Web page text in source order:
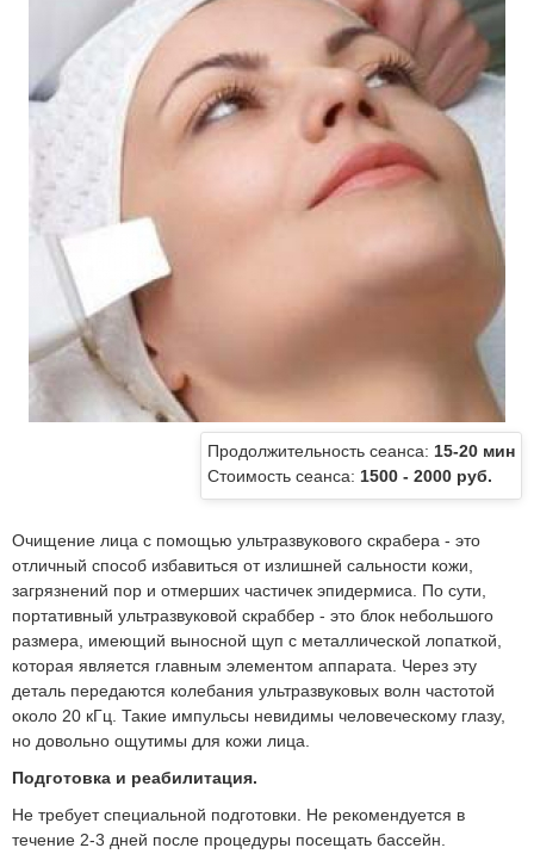
Продолжительность сеанса: 15-20 мин
Стоимость сеанса: 1500 - 2000 руб.
Очищение лица с помощью ультразвукового скрабера - это
отличный способ избавиться от излишней сальности кожи,
загрязнений пор и отмерших частичек эпидермиса. По сути,
портативный ультразвуковой скраббер - это блок небольшого
размера, имеющий выносной щуп с металлической лопаткой,
которая является главным элементом аппарата. Через эту
деталь передаются колебания ультразвуковых волн частотой
около 20 кГц. Такие импульсы невидимы человеческому глазу,
но довольно ощутимы для кожи лица.
Подготовка и реабилитация.
Не требует специальной подготовки. Не рекомендуется в
течение 2-3 дней после процедуры посещать бассейн.